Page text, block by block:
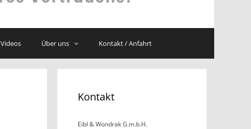
Videos Über uns Kontakt / Anfahrt
Kontakt
Eibl & Wondrak G.m.b.H.